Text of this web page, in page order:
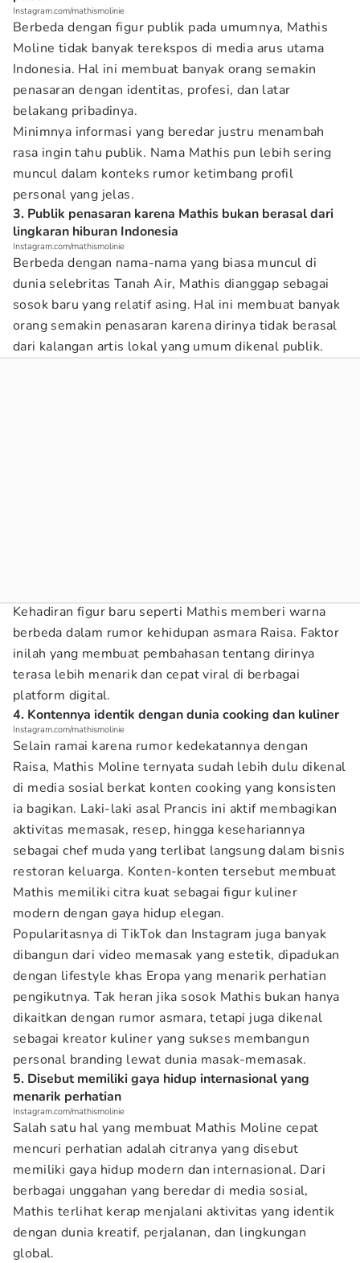
Instagram.com/mathismolinie
Berbeda dengan figur publik pada umumnya, Mathis
Moline tidak banyak terekspos di media arus utama
Indonesia. Hal ini membuat banyak orang semakin
penasaran dengan identitas, profesi, dan latar
belakang pribadinya.
Minimnya informasi yang beredar justru menambah
rasa ingin tahu publik. Nama Mathis pun lebih sering
muncul dalam konteks rumor ketimbang profil
personal yang jelas.
3. Publik penasaran karena Mathis bukan berasal dari
lingkaran hiburan Indonesia
Instagram.com/mathismolinie
Berbeda dengan nama-nama yang biasa muncul di
dunia selebritas Tanah Air, Mathis dianggap sebagai
sosok baru yang relatif asing. Hal ini membuat banyak
orang semakin penasaran karena dirinya tidak berasal
dari kalangan artis lokal yang umum dikenal publik.
Kehadiran figur baru seperti Mathis memberi warna
berbeda dalam rumor kehidupan asmara Raisa. Faktor
inilah yang membuat pembahasan tentang dirinya
terasa lebih menarik dan cepat viral di berbagai
platform digital.
4. Kontennya identik dengan dunia cooking dan kuliner
Instagram.com/mathismolinie
Selain ramai karena rumor kedekatannya dengan
Raisa, Mathis Moline ternyata sudah lebih dulu dikenal
di media sosial berkat konten cooking yang konsisten
ia bagikan. Laki-laki asal Prancis ini aktif membagikan
aktivitas memasak, resep, hingga kesehariannya
sebagai chef muda yang terlibat langsung dalam bisnis
restoran keluarga. Konten-konten tersebut membuat
Mathis memiliki citra kuat sebagai figur kuliner
modern dengan gaya hidup elegan.
Popularitasnya di TikTok dan Instagram juga banyak
dibangun dari video memasak yang estetik, dipadukan
dengan lifestyle khas Eropa yang menarik perhatian
pengikutnya. Tak heran jika sosok Mathis bukan hanya
dikaitkan dengan rumor asmara, tetapi juga dikenal
sebagai kreator kuliner yang sukses membangun
personal branding lewat dunia masak-memasak.
5. Disebut memiliki gaya hidup internasional yang
menarik perhatian
Instagram.com/mathismolinie
Salah satu hal yang membuat Mathis Moline cepat
mencuri perhatian adalah citranya yang disebut
memiliki gaya hidup modern dan internasional. Dari
berbagai unggahan yang beredar di media sosial,
Mathis terlihat kerap menjalani aktivitas yang identik
dengan dunia kreatif, perjalanan, dan lingkungan
global.